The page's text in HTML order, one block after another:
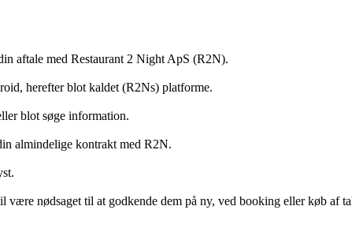
aftale med Restaurant 2 Night ApS (R2N).
herefter blot kaldet (R2Ns) platforme.
blot søge information.
almindelige kontrakt med R2N.
nødsaget til at godkende dem på ny, ved booking eller køb af